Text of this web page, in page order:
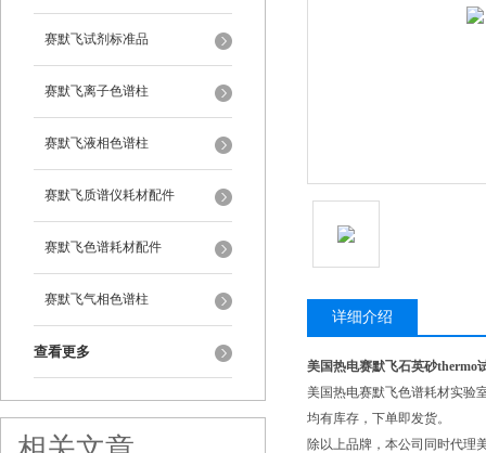
赛默飞试剂标准品
赛默飞离子色谱柱
赛默飞液相色谱柱
赛默飞质谱仪耗材配件
赛默飞色谱耗材配件
赛默飞气相色谱柱
查看更多
详细介绍
美国热电赛默飞石英砂thermo
美国热电赛默飞色谱耗材实验
均有库存，下单即发货。
除以上品牌，本公司同时代理